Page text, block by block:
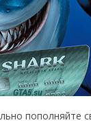
пополняйте